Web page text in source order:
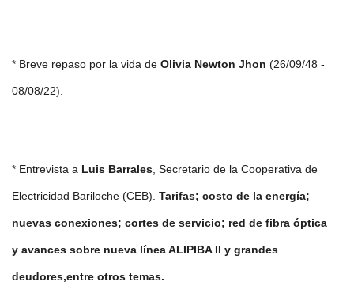
* Breve repaso por la vida de Olivia Newton Jhon (26/09/48 -
08/08/22).
* Entrevista a Luis Barrales, Secretario de la Cooperativa de
Electricidad Bariloche (CEB). Tarifas; costo de la energía;
nuevas conexiones; cortes de servicio; red de fibra óptica
y avances sobre nueva línea ALIPIBA II y grandes
deudores,entre otros temas.